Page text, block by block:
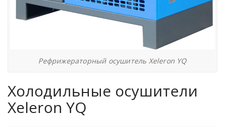
Рефрижераторный осушитель Xeleron YQ
Холодильные осушители
Xeleron YQ